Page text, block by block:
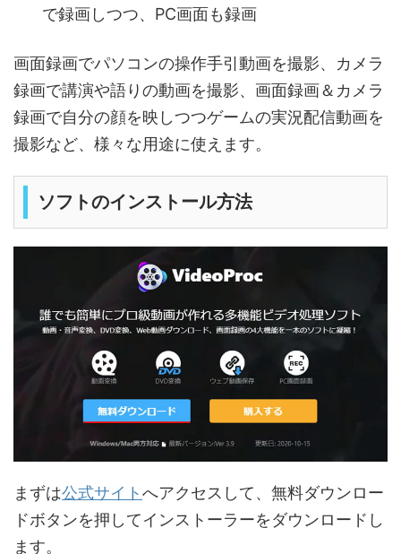
で録画しつつ、PC画面も録画
画面録画でパソコンの操作手引動画を撮影、カメラ
録画で講演や語りの動画を撮影、画面録画＆カメラ
録画で自分の顔を映しつつゲームの実況配信動画を
撮影など、様々な用途に使えます。
ソフトのインストール方法
まずは公式サイトへアクセスして、無料ダウンロー
ドボタンを押してインストーラーをダウンロードし
ます。